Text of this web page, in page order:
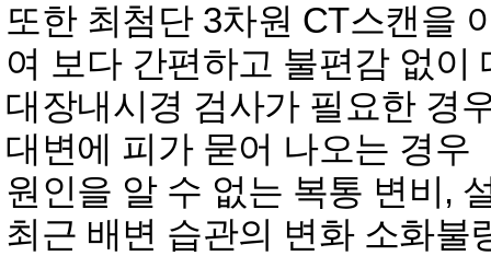
또한 최첨단 3차원 CT스캔을
여 보다 간편하고 불편감 없이
대장내시경 검사가 필요한 경
대변에 피가 묻어 나오는 경우
원인을 알 수 없는 복통 변비,
최근 배변 습관의 변화 소화불